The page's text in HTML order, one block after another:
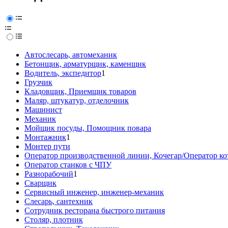
Автослесарь, автомеханик
Бетонщик, арматурщик, каменщик
Водитель, экспедитор1
Грузчик
Кладовщик, Приемщик товаров
Маляр, штукатур, отделочник
Машинист
Механик
Мойщик посуды, Помощник повара
Монтажник1
Монтер пути
Оператор производственной линии, Кочегар/Оператор
Оператор станков с ЧПУ
Разнорабочий1
Сварщик
Сервисный инженер, инженер-механик
Слесарь, сантехник
Сотрудник ресторана быстрого питания
Столяр, плотник